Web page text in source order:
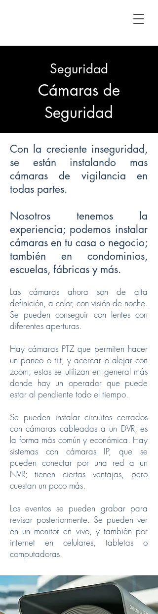
Seguridad
Cámaras de
Seguridad
Con la creciente inseguridad,
se están instalando mas
cámaras de vigilancia en
todas partes.
Nosotros tenemos la
experiencia; podemos instalar
cámaras en tu casa o negocio;
también en condominios,
escuelas, fábricas y más.
Las cámaras ahora son de alta
definición, a color, con visión de noche.
Se pueden conseguir con lentes con
diferentes aperturas.
Hay cámaras PTZ que permiten hacer
un paneo o tilt, y acercar o alejar con
zoom; estas se utilizan en general más
donde hay un operador que puede
estar al pendiente todo el tiempo.
Se pueden instalar circuitos cerrados
con cámaras cableadas a un DVR; es
la forma más común y económica. Hay
sistemas con cámaras IP, que se
pueden conectar por una red a un
NVR; tienen ciertas ventajas, pero
cuestan un poco más.
Los eventos se pueden grabar para
revisar posteriormente. Se pueden ver
en un monitor en vivo, y también por
internet en celulares, tabletas o
computadoras.